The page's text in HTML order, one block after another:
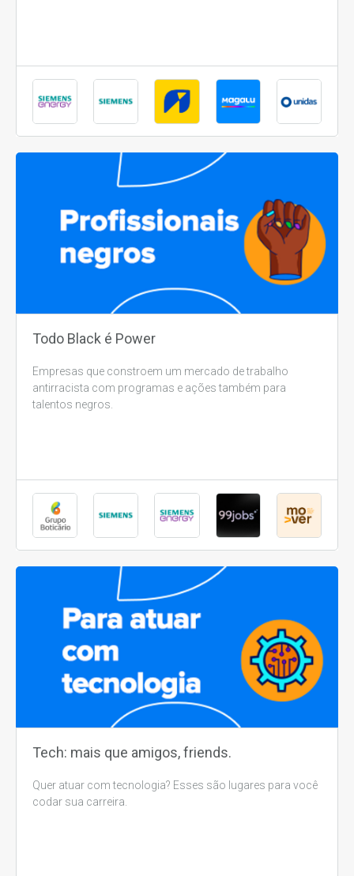
Todo Black é Power
Empresas que constroem um mercado de trabalho
antirracista com programas e ações também para
talentos negros.
Tech: mais que amigos, friends.
Quer atuar com tecnologia? Esses são lugares para você
codar sua carreira.